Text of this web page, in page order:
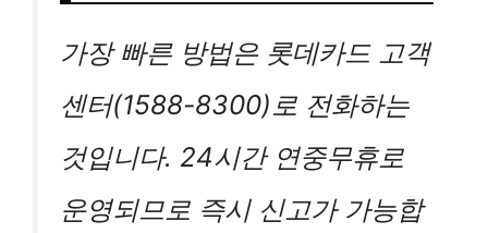
가장 빠른 방법은 롯데카드 고객
센터(1588-8300)로 전화하는
것입니다. 24시간 연중무휴로
운영되므로 즉시 신고가 가능합